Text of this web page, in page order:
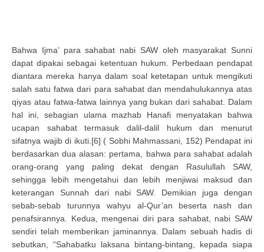
Bahwa Ijma’ para sahabat nabi SAW oleh masyarakat Sunni
dapat dipakai sebagai ketentuan hukum. Perbedaan pendapat
diantara mereka hanya dalam soal ketetapan untuk mengikuti
salah satu fatwa dari para sahabat dan mendahulukannya atas
qiyas atau fatwa-fatwa lainnya yang bukan dari sahabat. Dalam
hal ini, sebagian ulama mazhab Hanafi menyatakan bahwa
ucapan sahabat termasuk dalil-dalil hukum dan menurut
sifatnya wajib di ikuti.[6] ( Sobhi Mahmassani, 152) Pendapat ini
berdasarkan dua alasan: pertama, bahwa para sahabat adalah
orang-orang yang paling dekat dengan Rasulullah SAW,
sehingga lebih mengetahui dan lebih menjiwai maksud dan
keterangan Sunnah dari nabi SAW. Demikian juga dengan
sebab-sebab turunnya wahyu al-Qur’an beserta nash dan
penafsirannya. Kedua, mengenai diri para sahabat, nabi SAW
sendiri telah memberikan jaminannya. Dalam sebuah hadis di
sebutkan, “Sahabatku laksana bintang-bintang, kepada siapa